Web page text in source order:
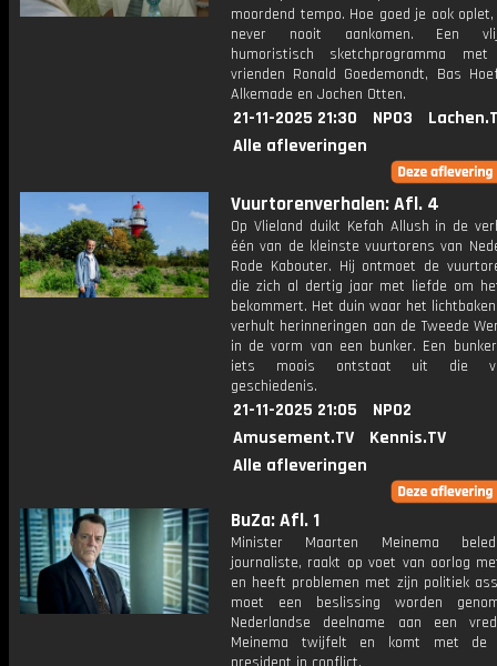
moordend tempo. Hoe goed je ook
never nooit aankomen. Een
humoristisch sketchprogramma
vrienden Ronald Goedemondt, Bas
Alkemade en Jochen Otten.
21-11-2025 21:30 NPO3
Alle afleveringen
Vuurtorenverhalen: Afl. 4
Op Vlieland duikt Kefah Allush in de
één van de kleinste vuurtorens van
Rode Kabouter. Hij ontmoet de
die zich al dertig jaar met liefde om
bekommert. Het duin waar het
verhult herinneringen aan de Tweede
in de vorm van een bunker. Een
iets moois ontstaat uit die
geschiedenis.
21-11-2025 21:05
NPO2
Amusement.TV
Kennis.TV
Alle afleveringen
BuZa: Afl. 1
Minister Maarten Meinema
journaliste, raakt op voet van oorlog
en heeft problemen met zijn politiek
moet een beslissing worden
Nederlandse deelname aan een
Meinema twijfelt en komt met de